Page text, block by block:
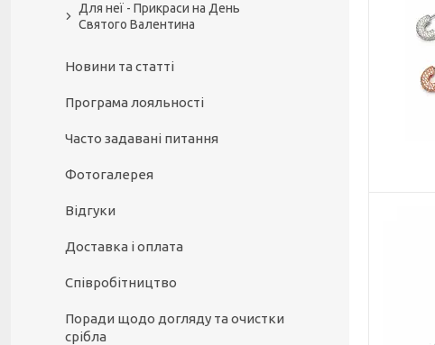
Для неї - Прикраси на День
Святого Валентина
Новини та статті
Програма лояльності
Часто задавані питання
Фотогалерея
Відгуки
Доставка і оплата
Співробітництво
Поради щодо догляду та очистки
срібла